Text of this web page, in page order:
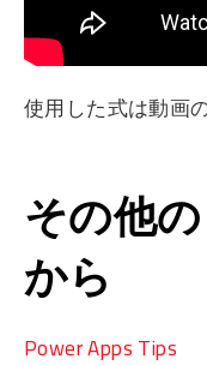
使用した式は動画
その他
から
Power Apps Tips